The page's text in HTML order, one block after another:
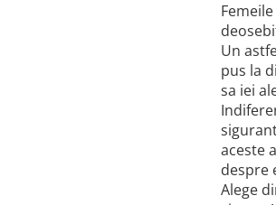
Un
pus la
sa iei
aceste
despre
Alege